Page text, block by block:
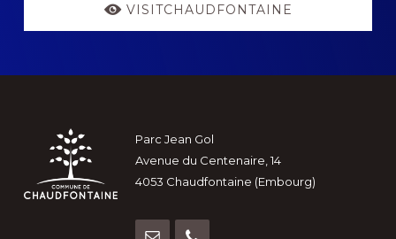
VISITCHAUDFONTAINE
Footer
Parc Jean Gol
Avenue du Centenaire, 14
4053 Chaudfontaine (Embourg)